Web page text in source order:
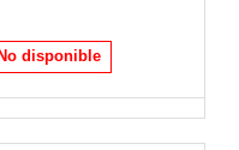
No disponible